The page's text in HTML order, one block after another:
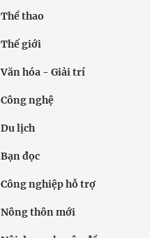
Thể thao
Thế giới
Văn hóa - Giải trí
Công nghệ
Du lịch
Bạn đọc
Công nghiệp hỗ trợ
Nông thôn mới